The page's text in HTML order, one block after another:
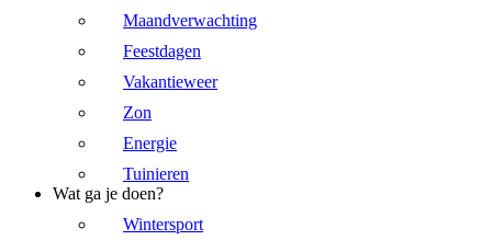
Maandverwachting
Feestdagen
Vakantieweer
Zon
Energie
Tuinieren
Wat ga je doen?
Wintersport